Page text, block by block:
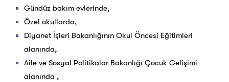
Gündüz bakım evlerinde,
Özel okullarda,
Diyanet İşleri Bakanlığının Okul Öncesi Eğitimleri
alanında,
Aile ve Sosyal Politikalar Bakanlığı Çocuk Gelişimi
alanında ,